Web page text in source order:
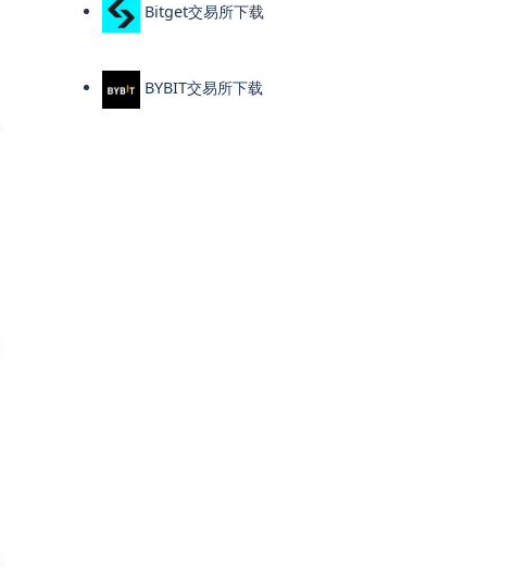
Bitget交易所下载
BYBIT交易所下载